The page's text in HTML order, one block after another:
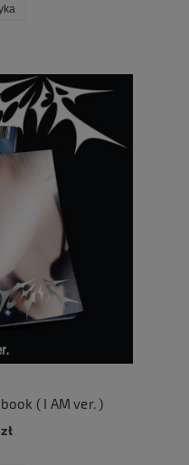
( I AM ver. )